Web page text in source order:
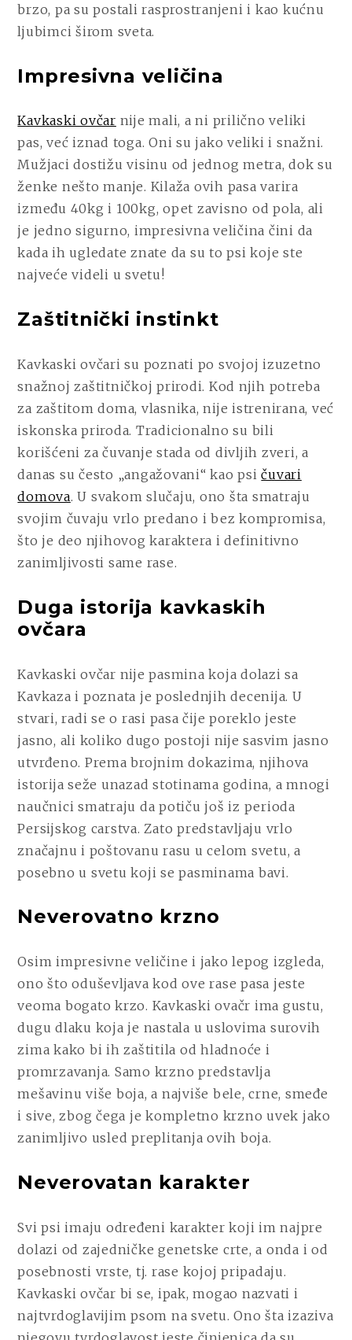
brzo, pa su postali rasprostranjeni i kao kućnu
ljubimci širom sveta.
Impresivna veličina
Kavkaski ovčar nije mali, a ni prilično veliki
pas, već iznad toga. Oni su jako veliki i snažni.
Mužjaci dostižu visinu od jednog metra, dok su
ženke nešto manje. Kilaža ovih pasa varira
između 40kg i 100kg, opet zavisno od pola, ali
je jedno sigurno, impresivna veličina čini da
kada ih ugledate znate da su to psi koje ste
najveće videli u svetu!
Zaštitnički instinkt
Kavkaski ovčari su poznati po svojoj izuzetno
snažnoj zaštitničkoj prirodi. Kod njih potreba
za zaštitom doma, vlasnika, nije istrenirana, već
iskonska priroda. Tradicionalno su bili
korišćeni za čuvanje stada od divljih zveri, a
danas su često „angažovani“ kao psičuvari
domova. U svakom slučaju, ono šta smatraju
svojim čuvaju vrlo predano i bez kompromisa,
što je deo njihovog karaktera i definitivno
zanimljivosti same rase.
Duga istorija kavkaskih
ovčara
Kavkaski ovčar nije pasmina koja dolazi sa
Kavkaza i poznata je poslednjih decenija. U
stvari, radi se o rasi pasa čije poreklo jeste
jasno, ali koliko dugo postoji nije sasvim jasno
utvrđeno. Prema brojnim dokazima, njihova
istorija seže unazad stotinama godina, a mnogi
naučnici smatraju da potiču još iz perioda
Persijskog carstva. Zato predstavljaju vrlo
značajnu i poštovanu rasu u celom svetu, a
posebno u svetu koji se pasminama bavi.
Neverovatno krzno
Osim impresivne veličine i jako lepog izgleda,
ono što oduševljava kod ove rase pasa jeste
veoma bogato krzo. Kavkaski ovačr ima gustu,
dugu dlaku koja je nastala u uslovima surovih
zima kako bi ih zaštitila od hladnoće i
promrzavanja. Samo krzno predstavlja
mešavinu više boja, a najviše bele, crne, smeđe
i sive, zbog čega je kompletno krzno uvek jako
zanimljivo usled preplitanja ovih boja.
Neverovatan karakter
Svi psi imaju određeni karakter koji im najpre
dolazi od zajedničke genetske crte, a onda i od
posebnosti vrste, tj. rase kojoj pripadaju.
Kavkaski ovčar bi se, ipak, mogao nazvati i
najtvrdoglavijim psom na svetu. Ono šta izaziva